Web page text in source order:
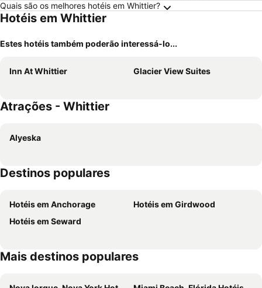
Quais são os melhores hotéis em Whittier?
Hotéis em Whittier
Estes hotéis também poderão interessá-lo...
Inn At Whittier Glacier View Suites
Atrações - Whittier
Alyeska
Destinos populares
Hotéis em Anchorage
Hotéis em Girdwood
Hotéis em Seward
Mais destinos populares